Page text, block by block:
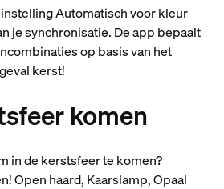
Automatisch voor kleur
je synchronisatie. De app bepaalt
op basis van het
kerst!
komen
in de kerstsfeer te komen?
Open haard, Kaarslamp, Opaal